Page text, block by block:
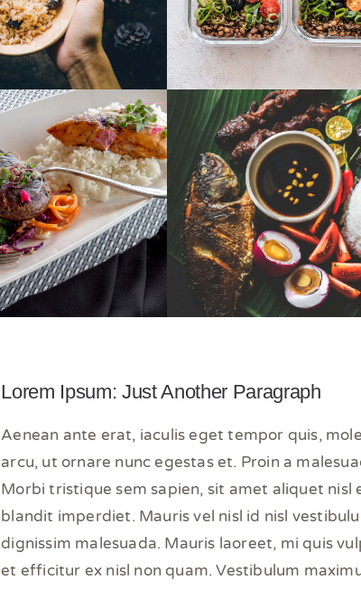
Lorem Ipsum: Just Another Paragraph
Aenean ante erat, iaculis eget tempor quis,
arcu, ut ornare nunc egestas et. Proin a
Morbi tristique sem sapien, sit amet aliquet
blandit imperdiet. Mauris vel nisl id nisl
dignissim malesuada. Mauris laoreet, mi quis
et efficitur ex nisl non quam. Vestibulum